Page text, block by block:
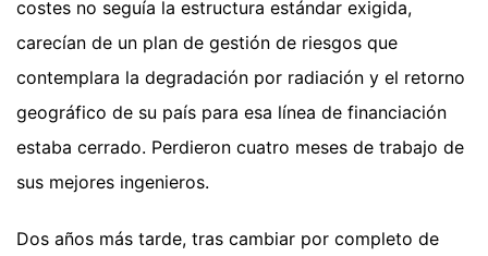
costes no seguía la estructura estándar exigida,
carecían de un plan de gestión de riesgos que
contemplara la degradación por radiación y el retorno
geográfico de su país para esa línea de financiación
estaba cerrado. Perdieron cuatro meses de trabajo de
sus mejores ingenieros.
Dos años más tarde, tras cambiar por completo de